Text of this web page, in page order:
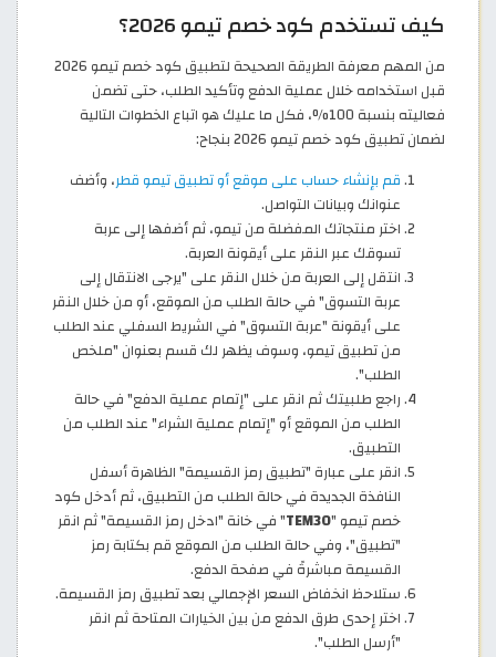
كيف تستخدم كود خصم تيمو 2026؟
من المهم معرفة الطريقة الصحيحة لتطبيق كود خصم تيمو 2026
قبل استخدامه خلال عملية الدفع وتأكيد الطلب، حتى تضمن
فعاليته بنسبة 100%، فكل ما عليك هو اتباع الخطوات التالية
لضمان تطبيق كود خصم تيمو 2026 بنجاح:
قم بإنشاء حساب على موقع أو تطبيق تيمو قطر، وأضف
عنوانك وبيانات التواصل.
اختر منتجاتك المفضلة من تيمو، ثم أضفها إلى عربة
تسوقك عبر النقر على أيقونة العربة.
انتقل إلى العربة من خلال النقر على "يرجى الانتقال إلى
عربة التسوق" في حالة الطلب من الموقع، أو من خلال النقر
على أيقونة "عربة التسوق" في الشريط السفلي عند الطلب
من تطبيق تيمو، وسوف يظهر لك قسم بعنوان "ملخص
الطلب".
راجع طلبيتك ثم انقر على "إتمام عملية الدفع" في حالة
الطلب من الموقع أو "إتمام عملية الشراء" عند الطلب من
التطبيق.
انقر على عبارة "تطبيق رمز القسيمة" الظاهرة أسفل
النافذة الجديدة في حالة الطلب من التطبيق، ثم أدخل كود
خصم تيمو "TEM30" في خانة "ادخل رمز القسيمة" ثم انقر
"تطبيق"، وفي حالة الطلب من الموقع قم بكتابة رمز
القسيمة مباشرةً في صفحة الدفع.
ستلاحظ انخفاض السعر الإجمالي بعد تطبيق رمز القسيمة.
اختر إحدى طرق الدفع من بين الخيارات المتاحة ثم انقر
"أرسل الطلب".